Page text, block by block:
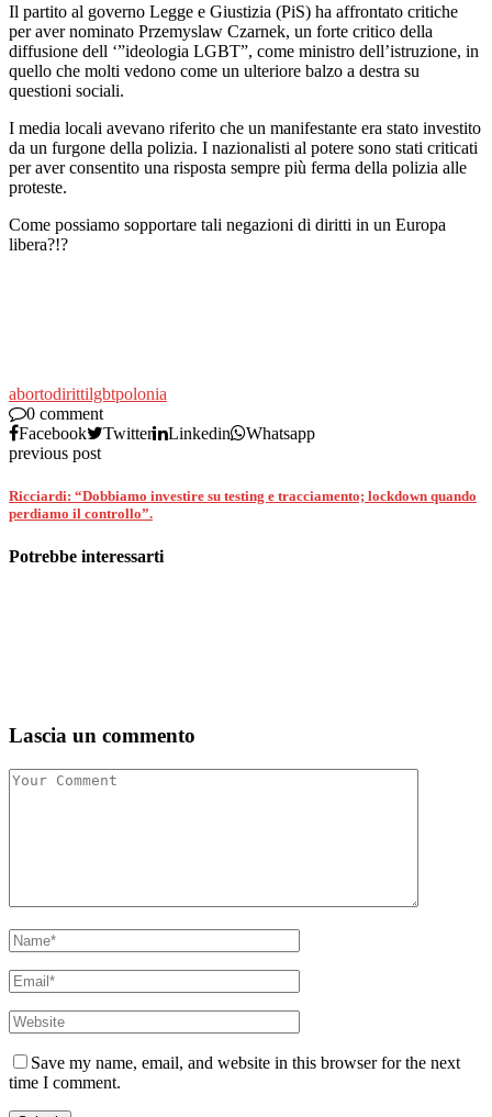
Il partito al governo Legge e Giustizia (PiS) ha affrontato critiche
per aver nominato Przemyslaw Czarnek, un forte critico della
diffusione dell ‘”ideologia LGBT”, come ministro dell’istruzione, in
quello che molti vedono come un ulteriore balzo a destra su
questioni sociali.
I media locali avevano riferito che un manifestante era stato investito
da un furgone della polizia. I nazionalisti al potere sono stati criticati
per aver consentito una risposta sempre più ferma della polizia alle
proteste.
Come possiamo sopportare tali negazioni di diritti in un Europa
libera?!?
abortodirittilgbtpolonia
0 comment
Facebook
Twitter Linkedin
Whatsapp
previous post
Ricciardi: “Dobbiamo investire su testing e tracciamento; lockdown quando
perdiamo il controllo”.
Potrebbe interessarti
Lascia un commento
Save my name, email, and website in this browser for the next
time I comment.